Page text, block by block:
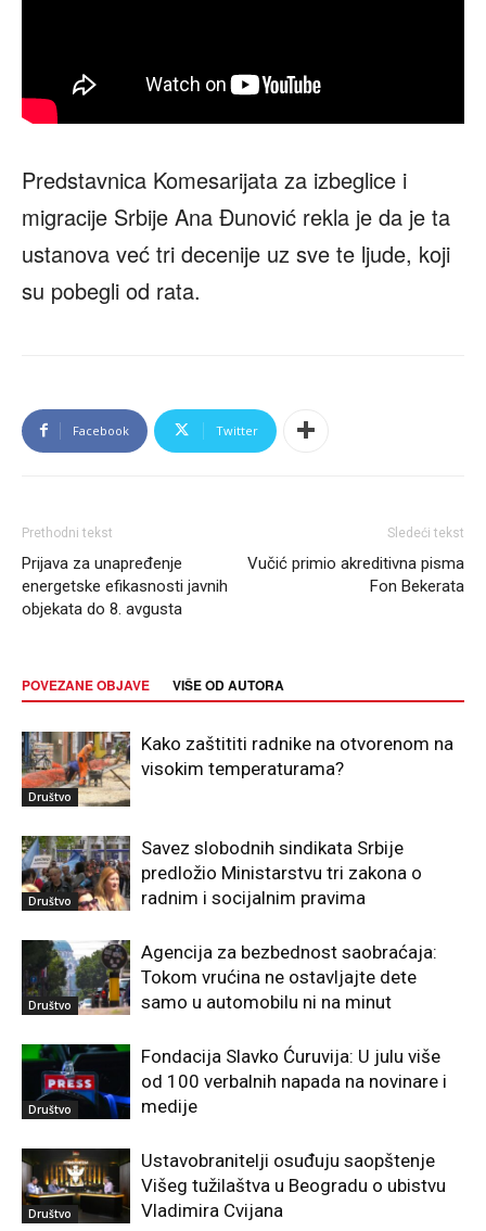
Predstavnica Komesarijata za izbeglice i
migracije Srbije Ana Đunović rekla je da je ta
ustanova već tri decenije uz sve te ljude, koji
su pobegli od rata.
Facebook Twitter
Prethodni tekst
Prijava za unapređenje
energetske efikasnosti javnih
objekata do 8. avgusta
Sledeći tekst
Vučić primio akreditivna pisma
Fon Bekerata
POVEZANE OBJAVE VIŠE OD AUTORA
Društvo
Kako zaštititi radnike na otvorenom na
visokim temperaturama?
Društvo
Savez slobodnih sindikata Srbije
predložio Ministarstvu tri zakona o
radnim i socijalnim pravima
Društvo
Agencija za bezbednost saobraćaja:
Tokom vrućina ne ostavljajte dete
samo u automobilu ni na minut
Društvo
Fondacija Slavko Ćuruvija: U julu više
od 100 verbalnih napada na novinare i
medije
Društvo
Ustavobranitelji osuđuju saopštenje
Višeg tužilaštva u Beogradu o ubistvu
Vladimira Cvijana